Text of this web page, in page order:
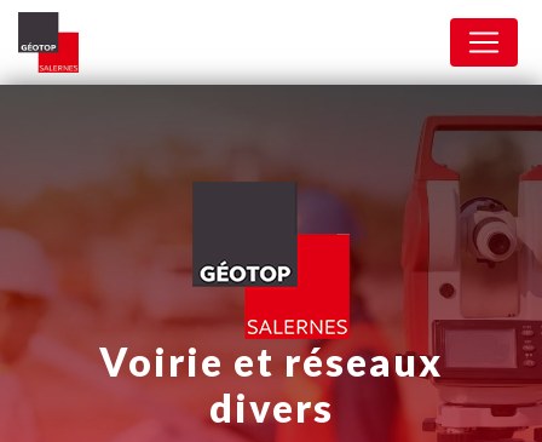
Voirie et réseaux
divers
Panneau de gestion des cookies